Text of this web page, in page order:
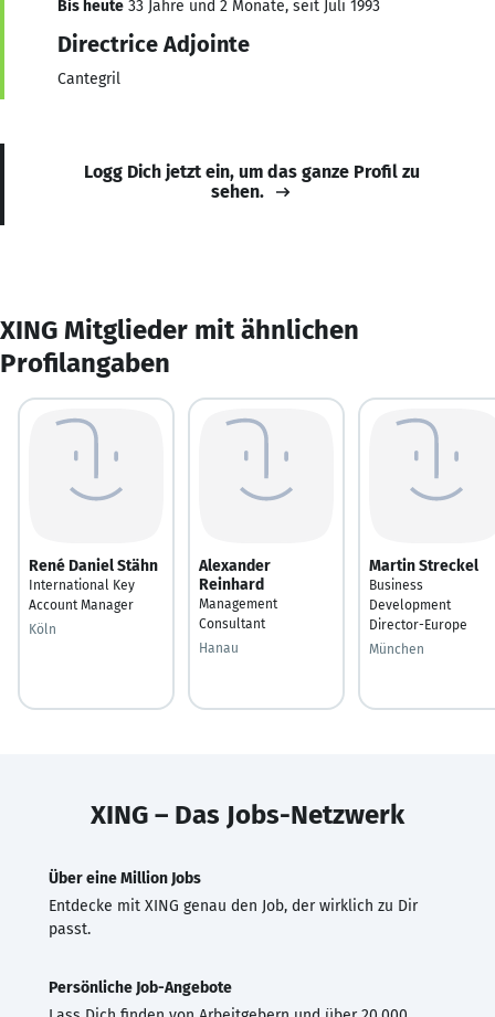
Bis heute 33 Jahre und 2 Monate, seit Juli 1993
Directrice Adjointe
Cantegril
Logg Dich jetzt ein, um das ganze Profil zu
sehen.
XING Mitglieder mit ähnlichen
Profilangaben
René Daniel Stähn
International Key
Account Manager
Köln
Alexander
Reinhard
Management
Consultant
Hanau
Martin Streckel
Business
Development
Director-Europe
München
XING – Das Jobs-Netzwerk
Über eine Million Jobs
Entdecke mit XING genau den Job, der wirklich zu Dir
passt.
Persönliche Job-Angebote